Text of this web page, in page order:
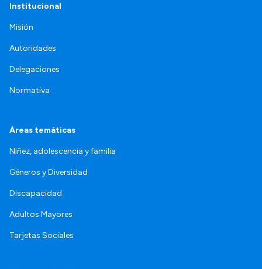
Institucional
Misión
Autoridades
Delegaciones
Normativa
Áreas temáticas
Niñez, adolescencia y familia
Géneros y Diversidad
Discapacidad
Adultos Mayores
Tarjetas Sociales